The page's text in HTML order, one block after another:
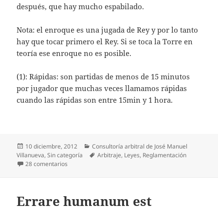
después, que hay mucho espabilado.
Nota: el enroque es una jugada de Rey y por lo tanto
hay que tocar primero el Rey. Si se toca la Torre en
teoría ese enroque no es posible.
(1): Rápidas: son partidas de menos de 15 minutos
por jugador que muchas veces llamamos rápidas
cuando las rápidas son entre 15min y 1 hora.
Publicado
el
10 diciembre, 2012 Categorías
Consultoría arbitral de José Manuel
Villanueva,Sin categoría Etiquetas
Arbitraje, Leyes, Reglamentación
28 comentarios
Errare humanum est